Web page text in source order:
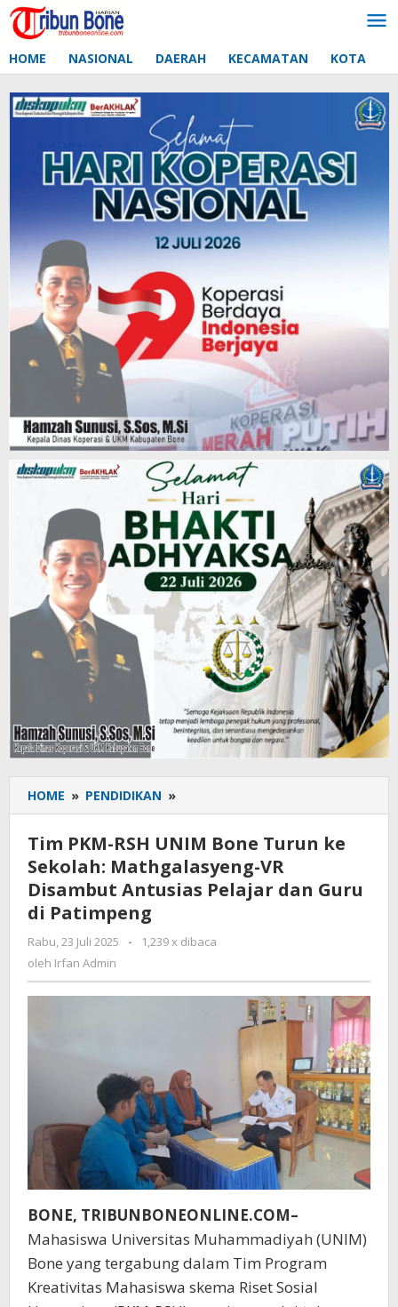
Lewati
ke
HOME NASIONAL DAERAH KECAMATAN KOTA
HOME » PENDIDIKAN »
PKM-
UNIM
Bone
Turun
Mathgalasyeng-
Disambut
Antusias
di
Patimpeng
Tim PKM-RSH UNIM Bone Turun ke
Sekolah: Mathgalasyeng-VR
Disambut Antusias Pelajar dan Guru
di Patimpeng
Rabu, 23 Juli 2025
oleh
-
1,239 x dibaca
oleh Irfan Admin
BONE, TRIBUNBONEONLINE.COM–
Mahasiswa Universitas Muhammadiyah (UNIM)
Bone yang tergabung dalam Tim Program
Kreativitas Mahasiswa skema Riset Sosial